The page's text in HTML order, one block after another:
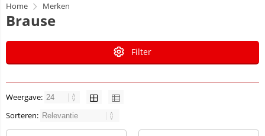
Home Merken
Brause
Filter
Weergave:
Sorteren: